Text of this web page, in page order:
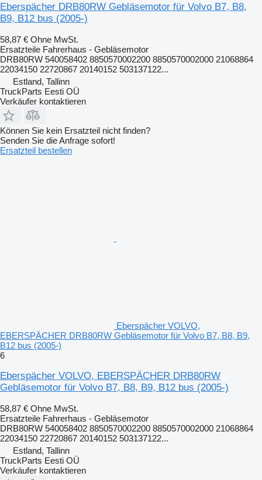
Eberspächer DRB80RW Gebläsemotor für Volvo B7, B8,
B9, B12 bus (2005-)
58,87 € Ohne MwSt.
Ersatzteile Fahrerhaus - Gebläsemotor
DRB80RW 540058402 8850570002200 8850570002000 21068864
22034150 22720867 20140152 503137122...
Estland, Tallinn
TruckParts Eesti OÜ
Verkäufer kontaktieren
Können Sie kein Ersatzteil nicht finden?
Senden Sie die Anfrage sofort!
Ersatzteil bestellen
Eberspächer VOLVO,
EBERSPÄCHER DRB80RW Gebläsemotor für Volvo B7, B8, B9,
B12 bus (2005-)
6
Eberspächer VOLVO, EBERSPÄCHER DRB80RW
Gebläsemotor für Volvo B7, B8, B9, B12 bus (2005-)
58,87 € Ohne MwSt.
Ersatzteile Fahrerhaus - Gebläsemotor
DRB80RW 540058402 8850570002200 8850570002000 21068864
22034150 22720867 20140152 503137122...
Estland, Tallinn
TruckParts Eesti OÜ
Verkäufer kontaktieren